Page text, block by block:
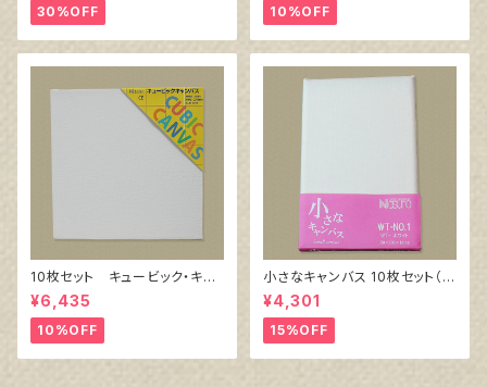
30%OFF 10%OFF
10枚セット キュービック・キャ
ンバス白（縦150㎜×横150㎜×
厚38㎜）
¥6,435
10%OFF
小さなキャンバス 10枚セット（ホ
ワイト塗りキャンバス張り）
¥4,301
15%OFF